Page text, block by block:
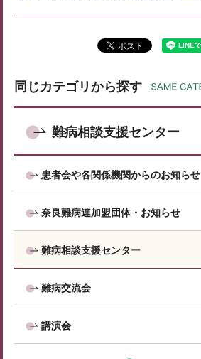
同じカテゴリから探す
難病相談支援センター
患者会や各関係機関からのお知らせ
奈良難病連加盟団体・お知らせ
難病相談支援センター
難病交流会
講演会